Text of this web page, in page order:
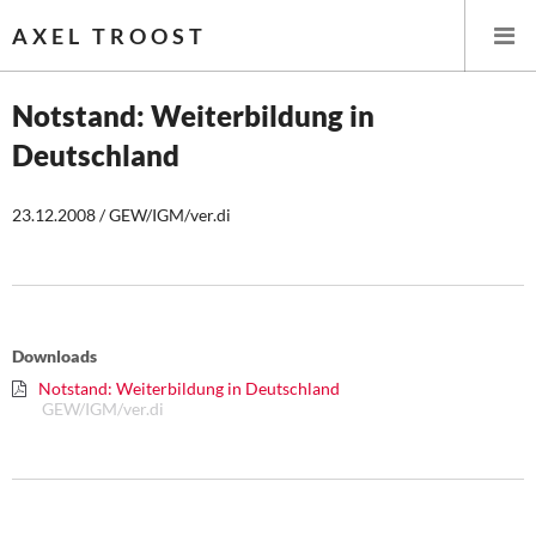
AXEL TROOST
Startseite
Themen
Steuer- und Finanzpolitik
Notstand: Weiterbildung in
Deutschland
23.12.2008 / GEW/IGM/ver.di
Downloads
Notstand: Weiterbildung in Deutschland
GEW/IGM/ver.di